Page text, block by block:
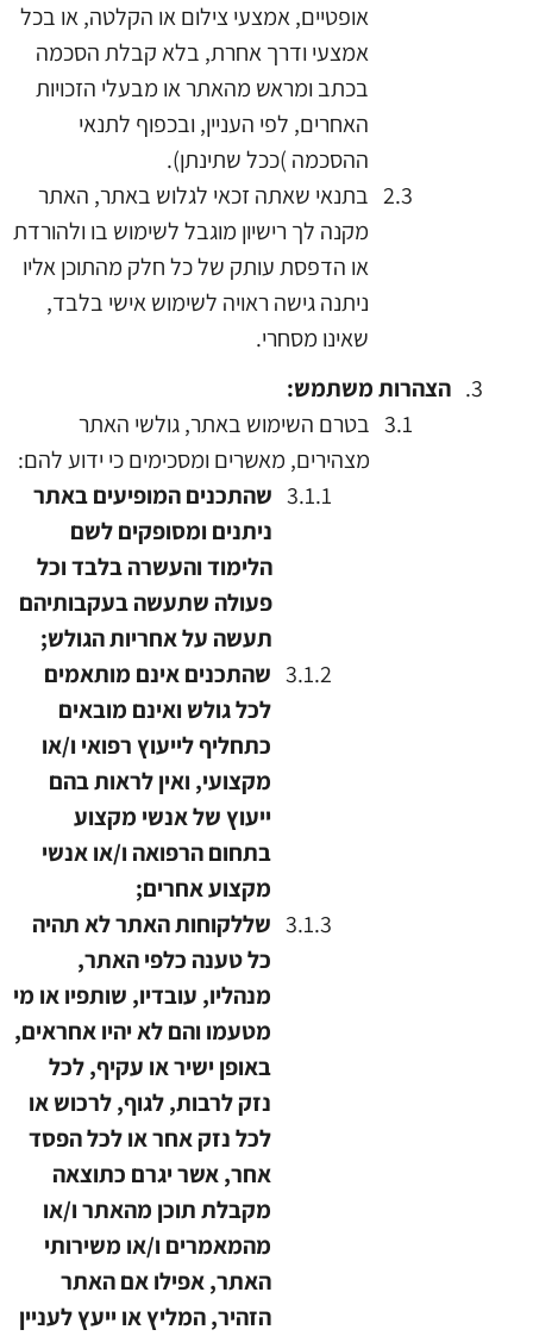
אופטיים, אמצעי צילום או הקלטה, או בכל
אמצעי ודרך אחרת, בלא קבלת הסכמה
בכתב ומראש מהאתר או מבעלי הזכויות
האחרים, לפי העניין, ובכפוף לתנאי
ההסכמה )ככל שתינתן).
בתנאי שאתה זכאי לגלוש באתר, האתר
מקנה לך רישיון מוגבל לשימוש בו ולהורדת
או הדפסת עותק של כל חלק מהתוכן אליו
ניתנה גישה ראויה לשימוש אישי בלבד,
שאינו מסחרי.
הצהרות משתמש:
בטרם השימוש באתר, גולשי האתר
מצהירים, מאשרים ומסכימים כי ידוע להם:
שהתכנים המופיעים באתר
ניתנים ומסופקים לשם
הלימוד והעשרה בלבד וכל
פעולה שתעשה בעקבותיהם
תעשה על אחריות הגולש;
שהתכנים אינם מותאמים
לכל גולש ואינם מובאים
כתחליף לייעוץ רפואי ו/או
מקצועי, ואין לראות בהם
ייעוץ של אנשי מקצוע
בתחום הרפואה ו/או אנשי
מקצוע אחרים;
שללקוחות האתר לא תהיה
כל טענה כלפי האתר,
מנהליו, עובדיו, שותפיו או מי
מטעמו והם לא יהיו אחראים,
באופן ישיר או עקיף, לכל
נזק לרבות, לגוף, לרכוש או
לכל נזק אחר או לכל הפסד
אחר, אשר יגרם כתוצאה
מקבלת תוכן מהאתר ו/או
מהמאמרים ו/או משירותי
האתר, אפילו אם האתר
הזהיר, המליץ או ייעץ לעניין